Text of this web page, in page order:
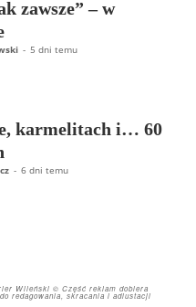
zawsze” – w
- 5 dni temu
karmelitach i… 60
- 6 dni temu
Wileński © Część reklam dobiera
redagowania, skracania i adiustacji